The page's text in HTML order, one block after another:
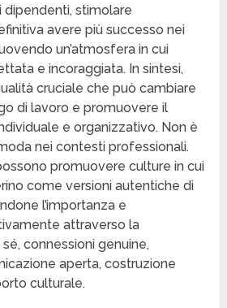
stimolare
avere più successo nei
un’atmosfera in cui
e incoraggiata. In sintesi,
cruciale che può cambiare
di lavoro e promuovere il
e organizzativo. Non è
nei contesti professionali.
promuovere culture in cui
come versioni autentiche di
l’importanza e
attraverso la
connessioni genuine,
aperta, costruzione
culturale.